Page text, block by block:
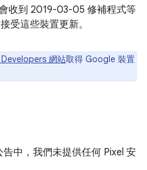
收到 2019-03-05 修補程式等
受這些裝置更新。
網站取得 Google 裝置
中，我們未提供任何 Pixel 安